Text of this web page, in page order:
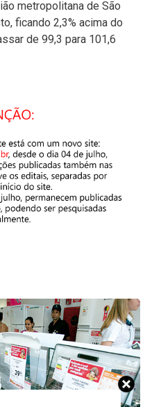
metropolitana de São
ficando 2,3% acima do
de 99,3 para 101,6